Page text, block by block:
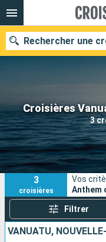
Croisières
3
Rechercher une
Nos destinations
Mois de départ
Ports
3
croisières
Vos
Anthem
Filtrer